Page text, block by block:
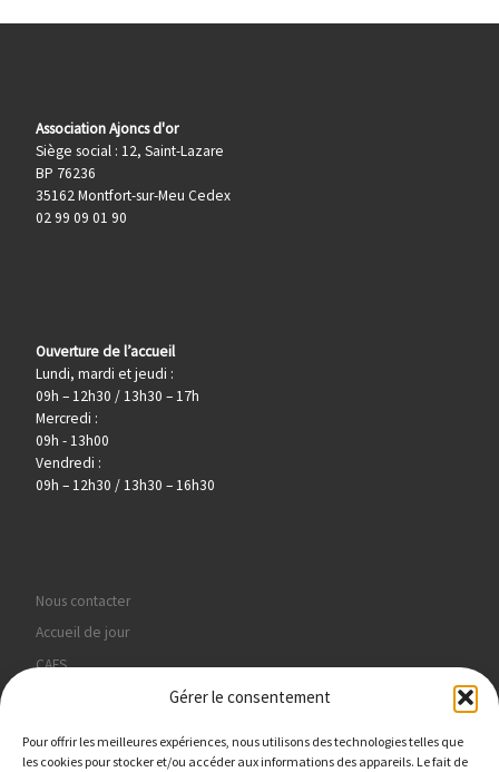
Gérer le consentement
Pour offrir les meilleures expériences, nous utilisons des technologies telles que
les cookies pour stocker et/ou accéder aux informations des appareils. Le fait de
Association Ajoncs d'or
Siège social : 12, Saint-Lazare
BP 76236
35162 Montfort-sur-Meu Cedex
02 99 09 01 90
Ouverture de l’accueil
Lundi, mardi et jeudi :
09h – 12h30 / 13h30 – 17h
Mercredi :
09h - 13h00
Vendredi :
09h – 12h30 / 13h30 – 16h30
Nous contacter
Accueil de jour
CAFS
Politique de confidentialité